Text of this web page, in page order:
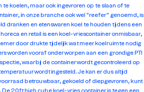
koelen, maar ook ingevroren op te slaan of te
in onze branche ook wel "reefer" genoemd, is
dranken en etenswaren koel te houden tijdens een
en retail is een koel-vriescontainer onmisbaar,
door drukte tijdelijk wat meer koelruimte nodig
worden vooraf onderworpen aan een grondige PTI
waarbij de container wordt gecontroleerd op
wordt ingesteld. Je kan er dus altijd
betrouwbaar, gekoeld of diepgevroren, kunt
De 20ft high cube koel-vries container is tegen een